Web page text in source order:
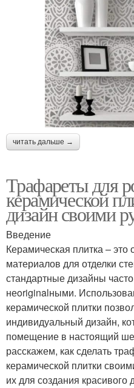
читать дальше →
Трафареты для
керамической
дизайн своими
Введение
Керамическая плитка –
материалов для отделки
стандартные дизайны
неoriginalными.
керамической плитки
индивидуальный дизайн,
помещение в настоящий
расскажем, как сделать
керамической плитки
их для создания красивого